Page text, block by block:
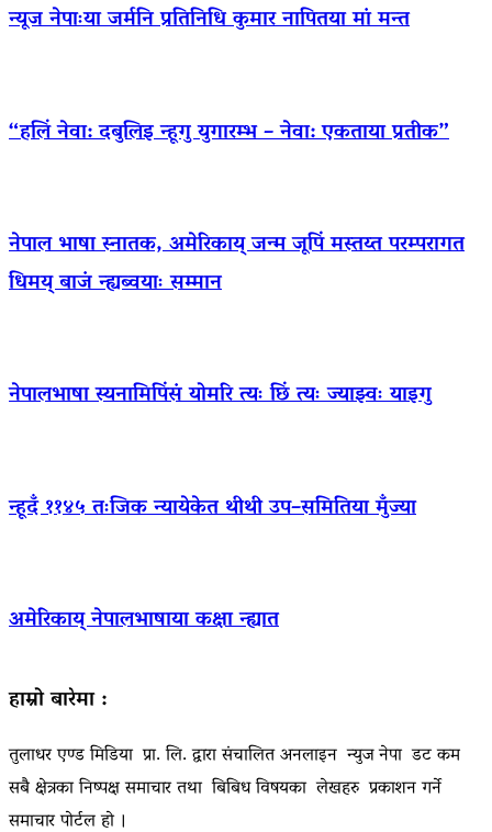
न्यूज नेपाःया जर्मनि प्रतिनिधि कुमार नापितया मां मन्त
“हलिं नेवा: दबुलिइ न्हूगु युगारम्भ – नेवा: एकताया प्रतीक”
नेपाल भाषा स्नातक, अमेरिकाय् जन्म जूपिं मस्तय्त परम्परागत
धिमय् बाजं न्ह्यब्वयाः सम्मान
नेपालभाषा स्यनामिपिंसं योमरि त्यः छिं त्यः ज्याझ्वः याइगु
न्हूदँ ११४५ तःजिक न्यायेकेत थीथी उप–समितिया मुँज्या
अमेरिकाय् नेपालभाषाया कक्षा न्ह्यात
हाम्रो बारेमा :
तुलाधर एण्ड मिडिया प्रा. लि. द्वारा संचालित अनलाइन न्युज नेपा डट कम
सबै क्षेत्रका निष्पक्ष समाचार तथा बिबिध विषयका लेखहरु प्रकाशन गर्ने
समाचार पोर्टल हो ।